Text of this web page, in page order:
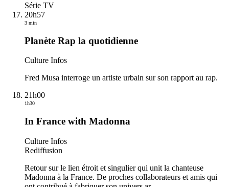
Série TV
20h57
3 min
Planète Rap la quotidienne
Culture Infos
Fred Musa interroge un artiste urbain sur son rapport au rap.
21h00
1h30
In France with Madonna
Culture Infos
Rediffusion
Retour sur le lien étroit et singulier qui unit la chanteuse
Madonna à la France. De proches collaborateurs et amis qui